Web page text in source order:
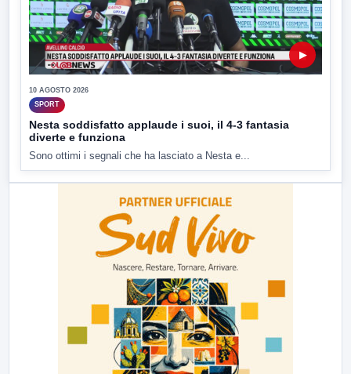
▶
10 AGOSTO 2026
SPORT
Nesta soddisfatto applaude i suoi, il 4-3 fantasia
diverte e funziona
Sono ottimi i segnali che ha lasciato a Nesta e...